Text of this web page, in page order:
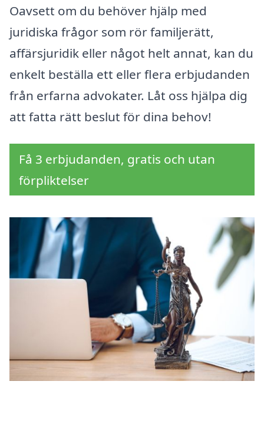
Oavsett om du behöver hjälp med
juridiska frågor som rör familjerätt,
affärsjuridik eller något helt annat, kan du
enkelt beställa ett eller flera erbjudanden
från erfarna advokater. Låt oss hjälpa dig
att fatta rätt beslut för dina behov!
Få 3 erbjudanden, gratis och utan
förpliktelser